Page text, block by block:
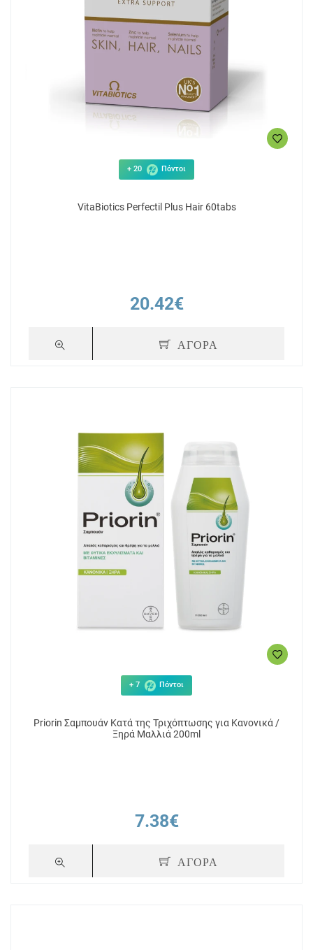
+ 20 Πόντοι
VitaBiotics Perfectil Plus Hair 60tabs
20.42€
ΑΓΟΡΑ
+ 7 Πόντοι
Priorin Σαμπουάν Κατά της Τριχόπτωσης για Κανονικά /
Ξηρά Μαλλιά 200ml
7.38€
ΑΓΟΡΑ